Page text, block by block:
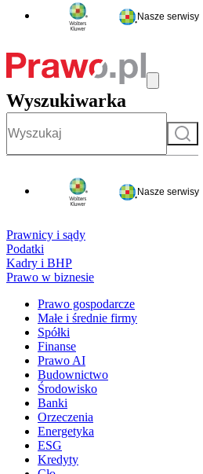
Nasze serwisy
Wyszukiwarka
Szukaj
Nasze serwisy
Prawnicy i sądy
Podatki
Kadry i BHP
Prawo w biznesie
Prawo gospodarcze
Małe i średnie firmy
Spółki
Finanse
Prawo AI
Budownictwo
Środowisko
Banki
Orzeczenia
Energetyka
ESG
Kredyty